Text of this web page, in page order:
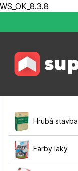
WS_OK_8.3.8
Hrubá stavba
Farby laky